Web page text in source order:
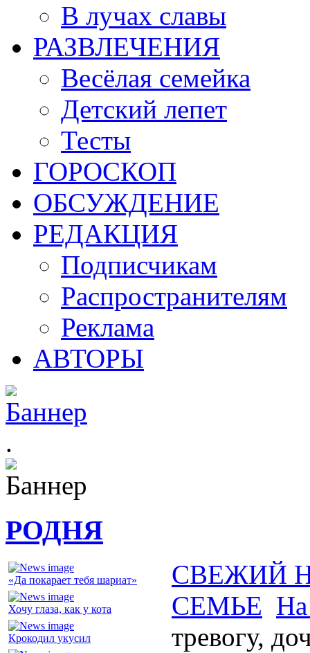
В лучах славы
РАЗВЛЕЧЕНИЯ
Весёлая семейка
Детский лепет
Тесты
ГОРОСКОП
ОБСУЖДЕНИЕ
РЕДАКЦИЯ
Подписчикам
Распространителям
Реклама
АВТОРЫ
.
РОДНЯ
«Да покарает тебя шариат»
Хочу глаза, как у кота
Крокодил укусил
СВЕЖИЙ
СЕМЬЕ На
тревогу,